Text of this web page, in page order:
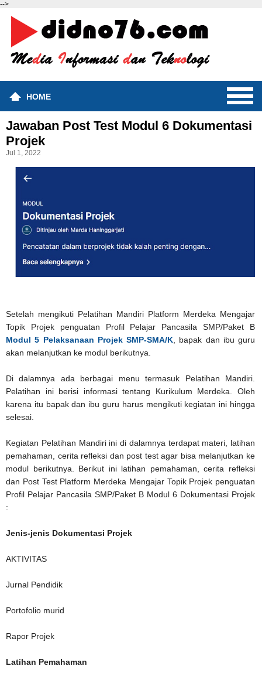
-->
HOME
Jawaban Post Test Modul 6 Dokumentasi
Projek
Jul 1, 2022
Setelah mengikuti Pelatihan Mandiri Platform Merdeka Mengajar
Topik Projek penguatan Profil Pelajar Pancasila SMP/Paket B
Modul 5 Pelaksanaan Projek SMP-SMA/K , bapak dan ibu guru
akan melanjutkan ke modul berikutnya.
Di dalamnya ada berbagai menu termasuk Pelatihan Mandiri.
Pelatihan ini berisi informasi tentang Kurikulum Merdeka. Oleh
karena itu bapak dan ibu guru harus mengikuti kegiatan ini hingga
selesai.
Kegiatan Pelatihan Mandiri ini di dalamnya terdapat materi, latihan
pemahaman, cerita refleksi dan post test agar bisa melanjutkan ke
modul berikutnya. Berikut ini latihan pemahaman, cerita refleksi
dan Post Test Platform Merdeka Mengajar Topik Projek penguatan
Profil Pelajar Pancasila SMP/Paket B Modul 6 Dokumentasi Projek
:
Jenis-jenis Dokumentasi Projek
AKTIVITAS
Jurnal Pendidik
Portofolio murid
Rapor Projek
Latihan Pemahaman